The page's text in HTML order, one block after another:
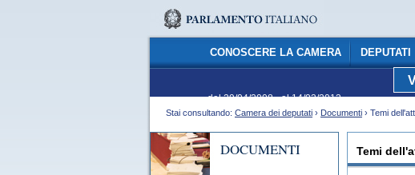
dal 29/04/2008 - al 14/03/2013
CONOSCERE LA CAMERA DEPUTATI
Stai consultando: Camera dei deputati › Documenti › Temi
DOCUMENTI Temi